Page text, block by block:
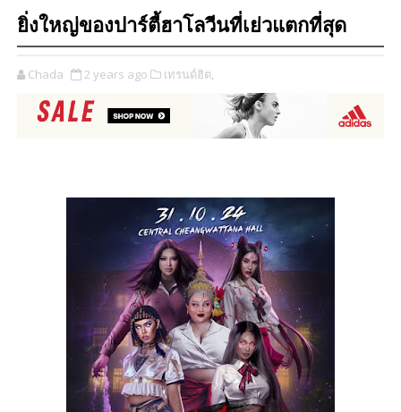
ยิ่งใหญ่ของปาร์ตี้ฮาโลวีนที่เย่วแตกที่สุด
Chada 2 years ago เทรนด์ฮิต,